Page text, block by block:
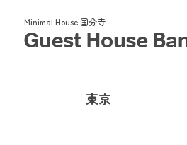
Minimal House 国分寺
東京